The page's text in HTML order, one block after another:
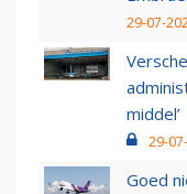
29-07-
middel’
29-
Goed